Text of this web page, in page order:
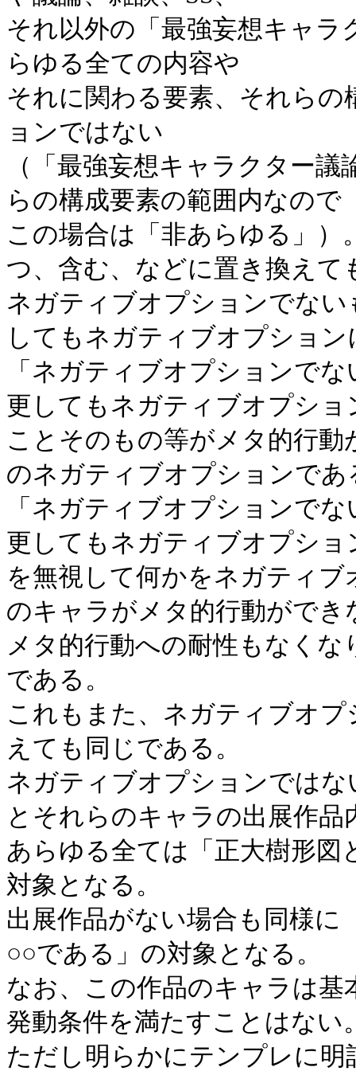
それ以外の「最強妄想キャ
らゆる全ての内容や
それに関わる要素、それら
ョンではない
（「最強妄想キャラクター
らの構成要素の範囲内なので
この場合は「非あらゆる」
つ、含む、などに置き換えて
ネガティブオプションでな
してもネガティブオプショ
「ネガティブオプションで
更してもネガティブオプシ
ことそのもの等がメタ的行
のネガティブオプションであ
「ネガティブオプションで
更してもネガティブオプシ
を無視して何かをネガティ
のキャラがメタ的行動ができ
メタ的行動への耐性もなく
である。
これもまた、ネガティブオ
えても同じである。
ネガティブオプションでは
とそれらのキャラの出展作品
あらゆる全ては「正大樹形
対象となる。
出展作品がない場合も同様に
○○である」の対象となる。
なお、この作品のキャラは
発動条件を満たすことはない
ただし明らかにテンプレに